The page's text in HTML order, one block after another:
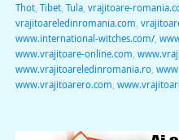
Thot, Tibet, Tula, vrajitoare-
vrajitoareledinromania.com
www.international-witches.com/,
www.vrajitoare-online.com
www.vrajitoareledinromania.ro,
www.vrajitoarero.com